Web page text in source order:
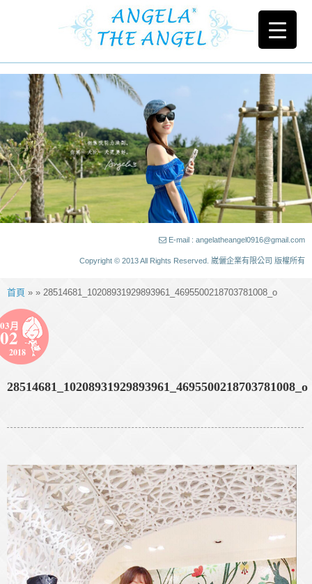
E-mail : angelatheangel0916@gmail.com
Copyright © 2013 All Rights Reserved. 崴儷企業有限公司 版權所有
首頁 » » 28514681_10208931929893961_4695500218703781008_o
03月
02
2018
28514681_10208931929893961_4695500218703781008_o